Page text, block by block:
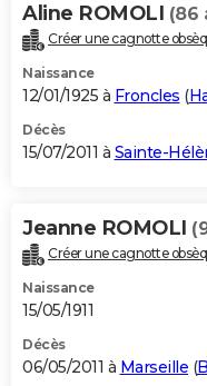
Aline ROMOLI (86
Créer une cagnotte
Naissance
12/01/1925 à Froncles (
Décès
15/07/2011 à Sainte-
Jeanne ROMOLI
Créer une cagnotte
Naissance
15/05/1911
Décès
06/05/2011 à Marseille (